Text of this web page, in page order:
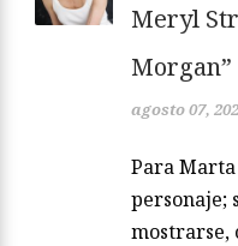
Meryl
Morgan”
agosto 07,
Para
personaje;
mostrarse,